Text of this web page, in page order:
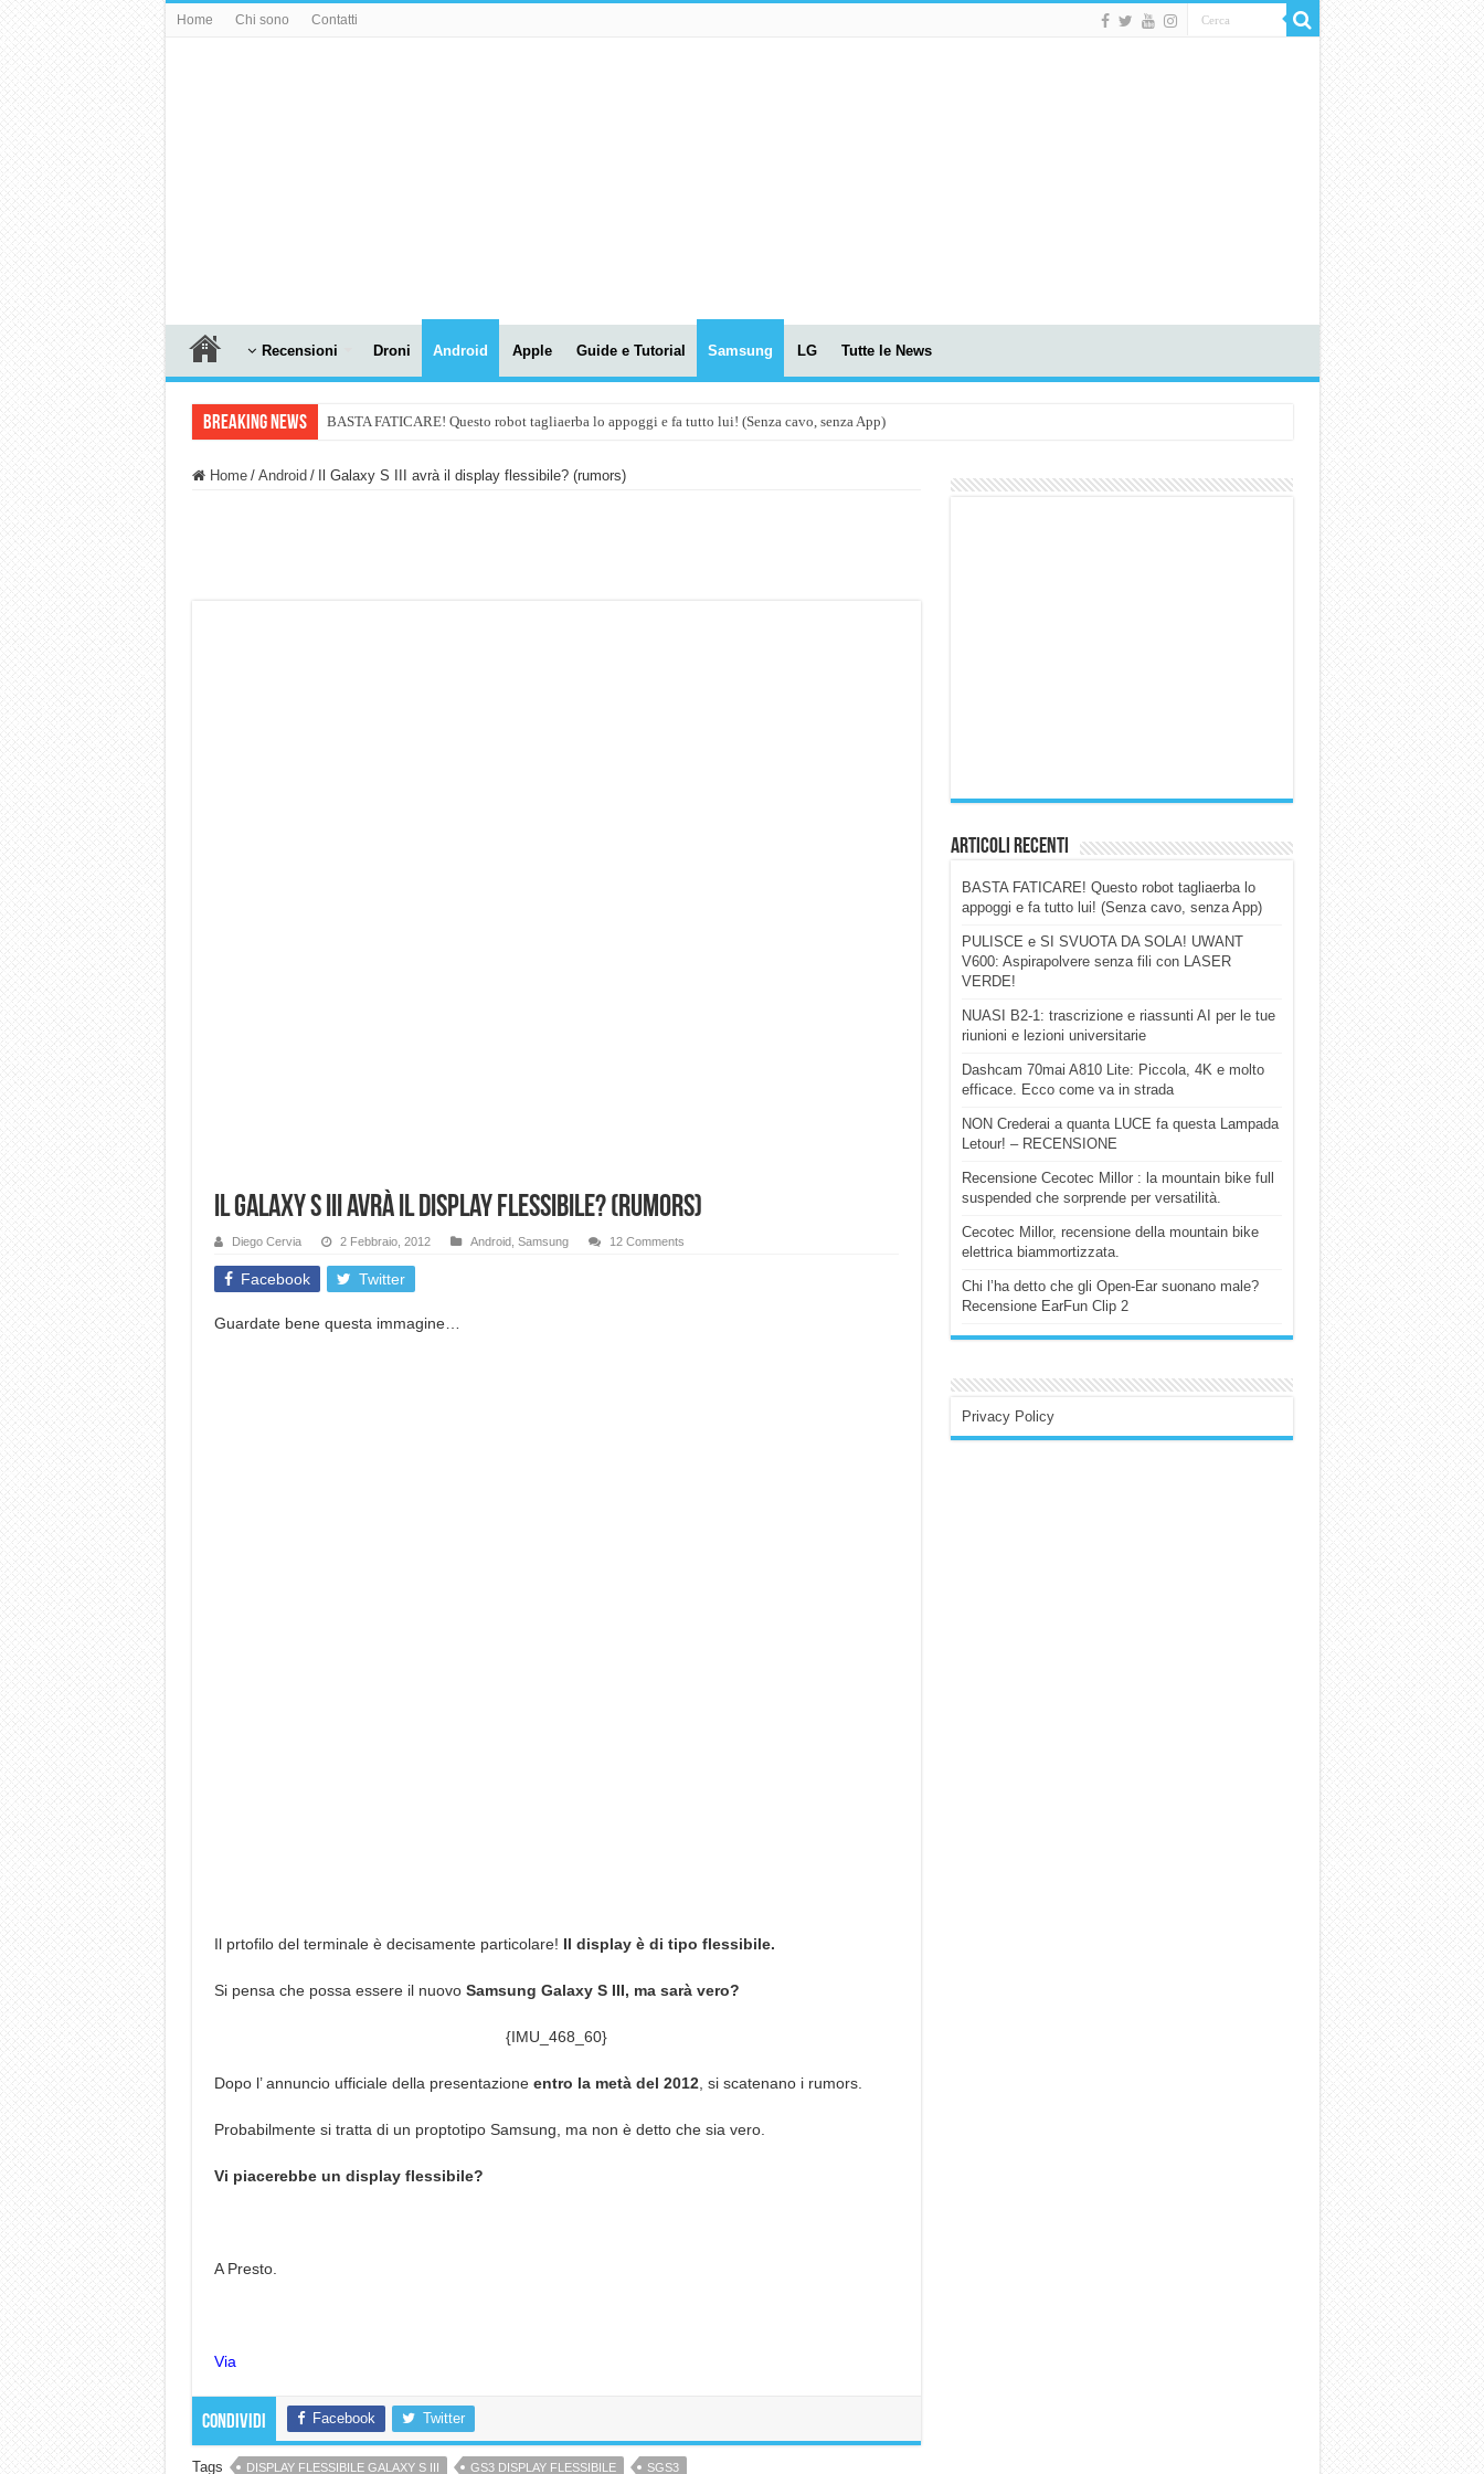
Home Chi sono Contatti
Recensioni Droni Android Apple Guide e Tutorial Samsung LG Tutte le News
Breaking News BASTA FATICARE! Questo robot tagliaerba lo appoggi e fa tutto lui! (Senza cavo, senza App)
Home / Android / Il Galaxy S III avrà il display flessibile? (rumors)
Il Galaxy S III avrà il display flessibile? (rumors)
Diego Cervia 2 Febbraio, 2012 Android, Samsung 12 Comments
Facebook Twitter
Guardate bene questa immagine…
Il prtofilo del terminale è decisamente particolare! Il display è di tipo flessibile.
Si pensa che possa essere il nuovo Samsung Galaxy S III, ma sarà vero?
{IMU_468_60}
Dopo l’ annuncio ufficiale della presentazioneentro la metà del 2012, si scatenano i rumors.
Probabilmente si tratta di un proptotipo Samsung, ma non è detto che sia vero.
Vi piacerebbe un display flessibile?
A Presto.
Via
Condividi Facebook Twitter
Tags DISPLAY FLESSIBILE GALAXY S III GS3 DISPLAY FLESSIBILE SGS3
Articoli Recenti
BASTA FATICARE! Questo robot tagliaerba lo
appoggi e fa tutto lui! (Senza cavo, senza App)
PULISCE e SI SVUOTA DA SOLA! UWANT
V600: Aspirapolvere senza fili con LASER
VERDE!
NUASI B2-1: trascrizione e riassunti AI per le tue
riunioni e lezioni universitarie
Dashcam 70mai A810 Lite: Piccola, 4K e molto
efficace. Ecco come va in strada
NON Crederai a quanta LUCE fa questa Lampada
Letour! – RECENSIONE
Recensione Cecotec Millor : la mountain bike full
suspended che sorprende per versatilità.
Cecotec Millor, recensione della mountain bike
elettrica biammortizzata.
Chi l’ha detto che gli Open-Ear suonano male?
Recensione EarFun Clip 2
Privacy Policy